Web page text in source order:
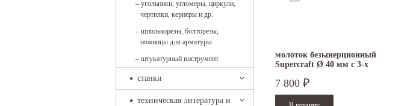
– угольники, угломеры, циркули,
чертилки, кернеры и др.
– шпилькорезы, болторезы,
ножницы для арматуры
– штукатурный инструмент
станки
техническая литература и
молоток безынерционный
Supercraft Ø 40 мм с 3-х
3389.040
7 800 ₽